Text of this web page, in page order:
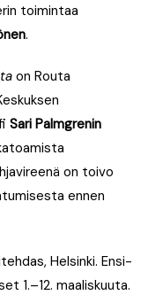
toimintaa
.
on Routa
Sari Palmgrenin
on toivo
ennen
Helsinki. Ensi-
1.–12. maaliskuuta.